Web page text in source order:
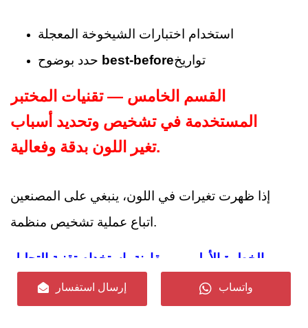
استخدام اختبارات الشيخوخة المعجلة
best-beforeتواريخ
القسم الخامس — تقنيات المختبر
المستخدمة في تشخيص وتحديد أسباب
تغير اللون بدقة وفعالية.
إذا ظهرت تغيرات في اللون، ينبغي على المصنعين
اتباع عملية تشخيص منظمة.
الخطوة الأولى — مقارنة باستخدام تقنية التحليل
الطيفي الكتلي والغرافيت (GC–MS) للكشف عن
الملوثات.
إرسال استفسار واتساب